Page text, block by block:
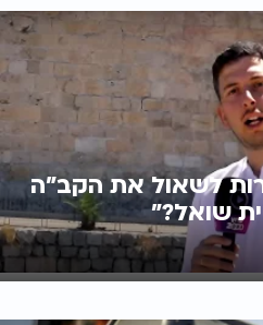
לשאול את הקב״ה
שואל?"